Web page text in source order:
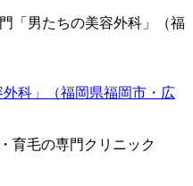
「男たちの美容外科」（福
育毛の専門クリニック